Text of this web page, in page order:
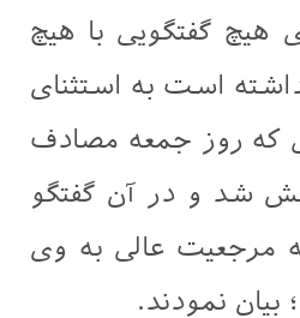
گفتگویی با هيچ
است به استثنای
كه روز جمعه مصادف
٩/ ٢٠١٨ پخش شد و در آن گفتگو
مرجعيت عالی به وی
نمودند.